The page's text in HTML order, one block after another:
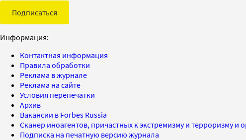
Подписаться
Информация:
Контактная информация
Правила обработки
Реклама в журнале
Реклама на сайте
Условия перепечатки
Архив
Вакансии в Forbes Russia
Сканер иноагентов, причастных к экстремизму и терроризму
Подписка на печатную версию журнала